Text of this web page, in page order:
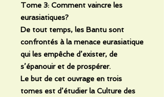
Tome 3: Comment vaincre les
eurasiatiques?
De tout temps, les Bantu sont
confrontés à la menace eurasiatique
qui les empêche d’exister, de
s’épanouir et de prospérer.
Le but de cet ouvrage en trois
tomes est d’étudier la Culture des